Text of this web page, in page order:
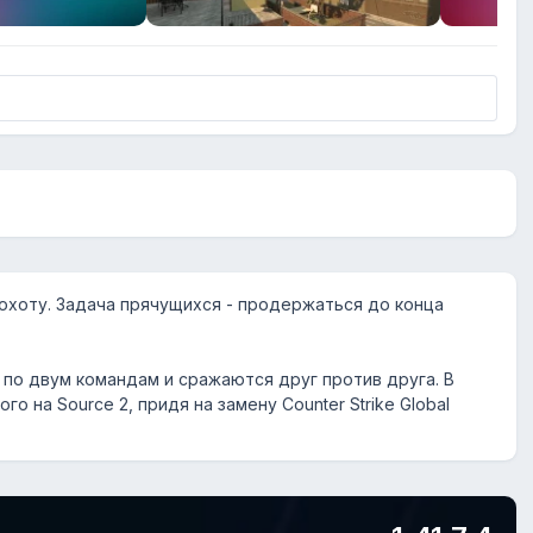
Задача прячущихся - продержаться до конца
двум командам и сражаются друг против друга. В
на Source 2, придя на замену Counter Strike Global